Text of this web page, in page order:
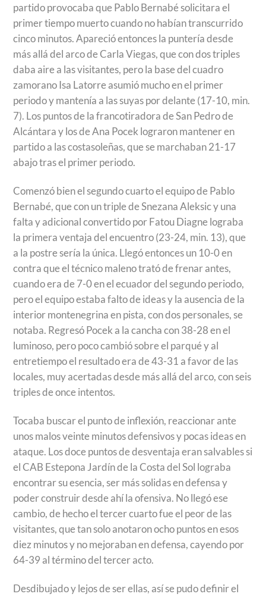
partido provocaba que Pablo Bernabé solicitara el
primer tiempo muerto cuando no habían transcurrido
cinco minutos. Apareció entonces la puntería desde
más allá del arco de Carla Viegas, que con dos triples
daba aire a las visitantes, pero la base del cuadro
zamorano Isa Latorre asumió mucho en el primer
periodo y mantenía a las suyas por delante (17-10, min.
7). Los puntos de la francotiradora de San Pedro de
Alcántara y los de Ana Pocek lograron mantener en
partido a las costasoleñas, que se marchaban 21-17
abajo tras el primer periodo.
Comenzó bien el segundo cuarto el equipo de Pablo
Bernabé, que con un triple de Snezana Aleksic y una
falta y adicional convertido por Fatou Diagne lograba
la primera ventaja del encuentro (23-24, min. 13), que
a la postre sería la única. Llegó entonces un 10-0 en
contra que el técnico maleno trató de frenar antes,
cuando era de 7-0 en el ecuador del segundo periodo,
pero el equipo estaba falto de ideas y la ausencia de la
interior montenegrina en pista, con dos personales, se
notaba. Regresó Pocek a la cancha con 38-28 en el
luminoso, pero poco cambió sobre el parqué y al
entretiempo el resultado era de 43-31 a favor de las
locales, muy acertadas desde más allá del arco, con seis
triples de once intentos.
Tocaba buscar el punto de inflexión, reaccionar ante
unos malos veinte minutos defensivos y pocas ideas en
ataque. Los doce puntos de desventaja eran salvables si
el CAB Estepona Jardín de la Costa del Sol lograba
encontrar su esencia, ser más solidas en defensa y
poder construir desde ahí la ofensiva. No llegó ese
cambio, de hecho el tercer cuarto fue el peor de las
visitantes, que tan solo anotaron ocho puntos en esos
diez minutos y no mejoraban en defensa, cayendo por
64-39 al término del tercer acto.
Desdibujado y lejos de ser ellas, así se pudo definir el